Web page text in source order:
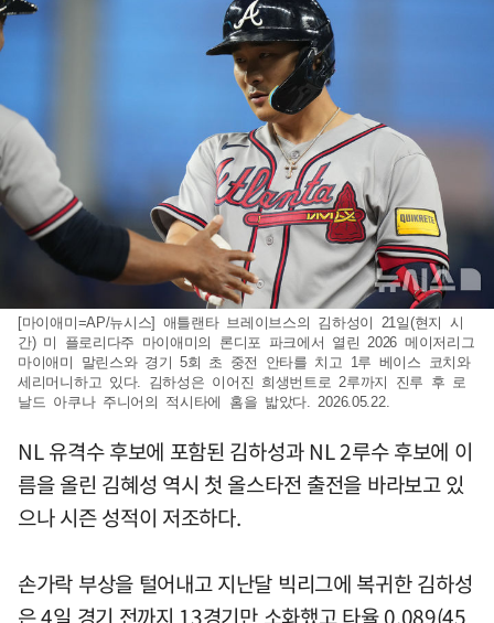
[마이애미=AP/뉴시스] 애틀랜타 브레이브스의 김하성이 21일(현지 시
간) 미 플로리다주 마이애미의 론디포 파크에서 열린 2026 메이저리그
마이애미 말린스와 경기 5회 초 중전 안타를 치고 1루 베이스 코치와
세리머니하고 있다. 김하성은 이어진 희생번트로 2루까지 진루 후 로
날드 아쿠나 주니어의 적시타에 홈을 밟았다. 2026.05.22.
NL 유격수 후보에 포함된 김하성과 NL 2루수 후보에 이
름을 올린 김혜성 역시 첫 올스타전 출전을 바라보고 있
으나 시즌 성적이 저조하다.
손가락 부상을 털어내고 지난달 빅리그에 복귀한 김하성
은 4일 경기 전까지 13경기만 소화했고 타율 0.089(45